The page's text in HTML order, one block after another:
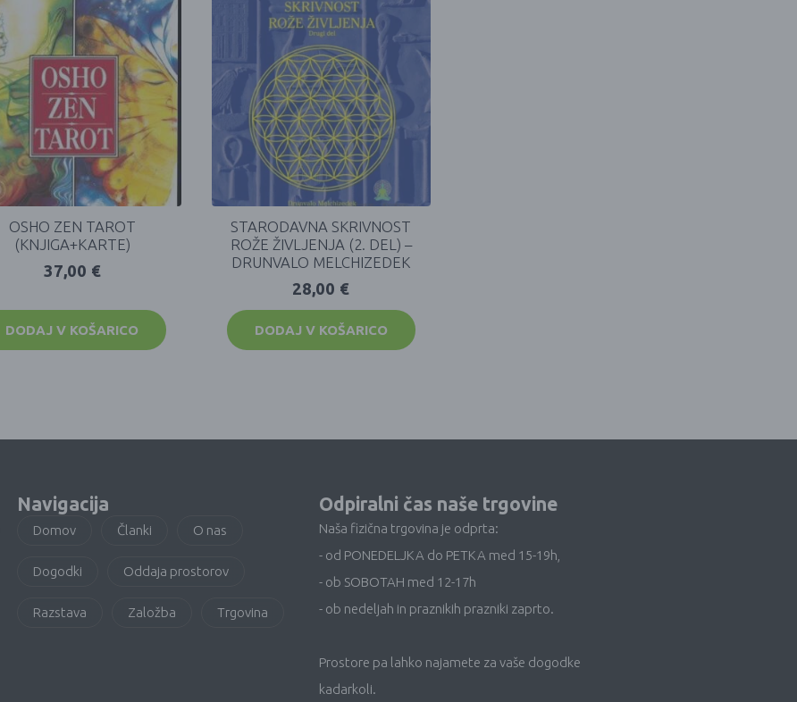
OSHO ZEN TAROT
(KNJIGA+KARTE)
37,00 €
DODAJ V KOŠARICO
STARODAVNA SKRIVNOST
ROŽE ŽIVLJENJA (2. DEL) –
DRUNVALO MELCHIZEDEK
28,00 €
DODAJ V KOŠARICO
Navigacija
Domov Članki O nas
Dogodki Oddaja prostorov
Razstava Založba Trgovina
Odpiralni čas naše trgovine
Naša fizična trgovina je odprta:
- od PONEDELJKA do PETKA med 15-19h,
- ob SOBOTAH med 12-17h
- ob nedeljah in praznikih prazniki zaprto.
Prostore pa lahko najamete za vaše dogodke
kadarkoli.